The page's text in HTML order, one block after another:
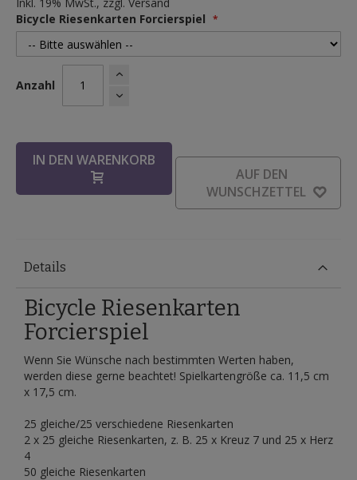
Bicycle Riesenkarten Forcierspiel
Anzahl
IN DEN WARENKORB
AUF DEN
WUNSCHZETTEL
Details
Bicycle Riesenkarten
Forcierspiel
Wenn Sie Wünsche nach bestimmten Werten haben,
werden diese gerne beachtet! Spielkartengröße ca. 11,5 cm
x 17,5 cm.
25 gleiche/25 verschiedene Riesenkarten
2 x 25 gleiche Riesenkarten, z. B. 25 x Kreuz 7 und 25 x Herz
4
50 gleiche Riesenkarten